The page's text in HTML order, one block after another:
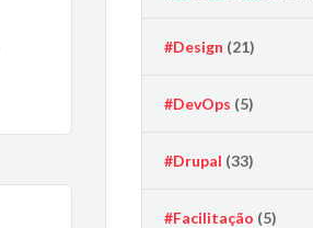
#Design (21)
#DevOps (5)
#Drupal (33)
#Facilitação (5)